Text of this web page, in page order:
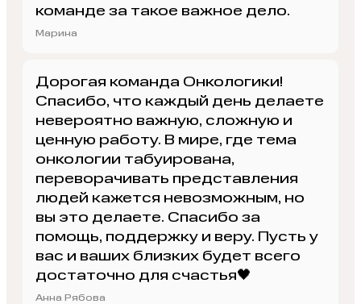
команде за такое важное дело.
Марина
Дорогая команда Онкологики!
Спасибо, что каждый день делаете
невероятно важную, сложную и
ценную работу. В мире, где тема
онкологии табуирована,
переворачивать представления
людей кажется невозможным, но
вы это делаете. Спасибо за
помощь, поддержку и веру. Пусть у
вас и ваших близких будет всего
достаточно для счастья🖤
Анна Рябова